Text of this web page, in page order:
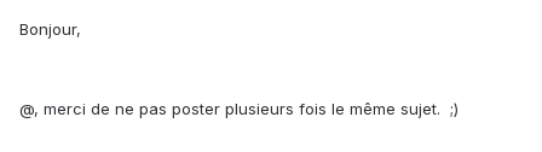
Bonjour,
@, merci de ne pas poster plusieurs fois le même sujet. ;)